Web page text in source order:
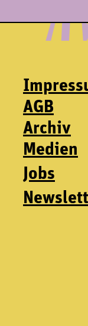
AGB
Archiv
Medien
Jobs